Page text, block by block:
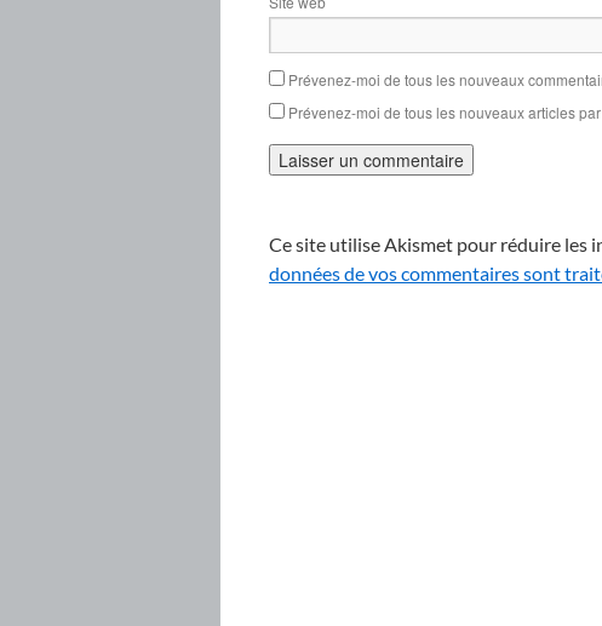
Prévenez-moi de tous les nouveaux
Prévenez-moi de tous les nouveaux articles
Ce site utilise Akismet pour réduire les
données de vos commentaires sont